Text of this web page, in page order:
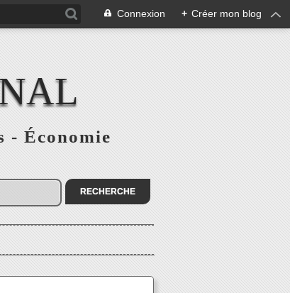
Connexion + Créer mon blog
Économie